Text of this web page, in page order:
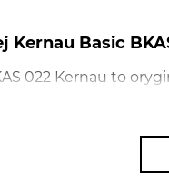
Kernau Basic
022 Kernau to
w montażu,
lub ulegnie